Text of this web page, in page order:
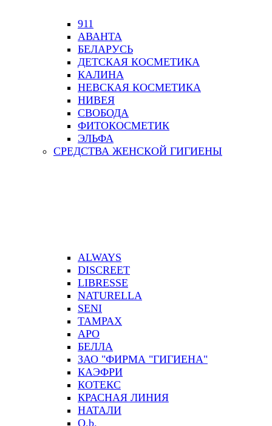
911
АВАНТА
БЕЛАРУСЬ
ДЕТСКАЯ КОСМЕТИКА
КАЛИНА
НЕВСКАЯ КОСМЕТИКА
НИВЕЯ
СВОБОДА
ФИТОКОСМЕТИК
ЭЛЬФА
СРЕДСТВА ЖЕНСКОЙ ГИГИЕНЫ
ALWAYS
DISCREET
LIBRESSE
NATURELLA
SENI
TAMPAX
АРО
БЕЛЛА
ЗАО "ФИРМА "ГИГИЕНА"
КАЭФРИ
КОТЕКС
КРАСНАЯ ЛИНИЯ
НАТАЛИ
О.b.